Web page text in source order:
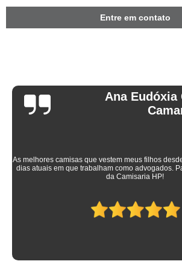
Entre em contato
Ana Eudóxia
As melhores camisas que vestem meus filhos
dias atuais em que trabalham como advogados.
da Camisaria HP!